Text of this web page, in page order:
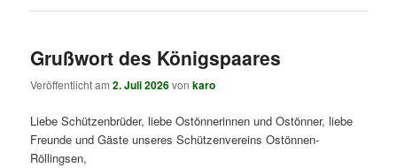
Grußwort des Königspaares
Veröffentlicht am2. Juli 2026vonkaro
Liebe Schützenbrüder, liebe Ostönnerinnen und Ostönner, liebe
Freunde und Gäste unseres Schützenvereins Ostönnen-
Röllingsen,